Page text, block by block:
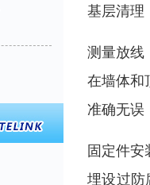
基层清理
测量放线
在墙体和
准确无误
固定件
埋设过